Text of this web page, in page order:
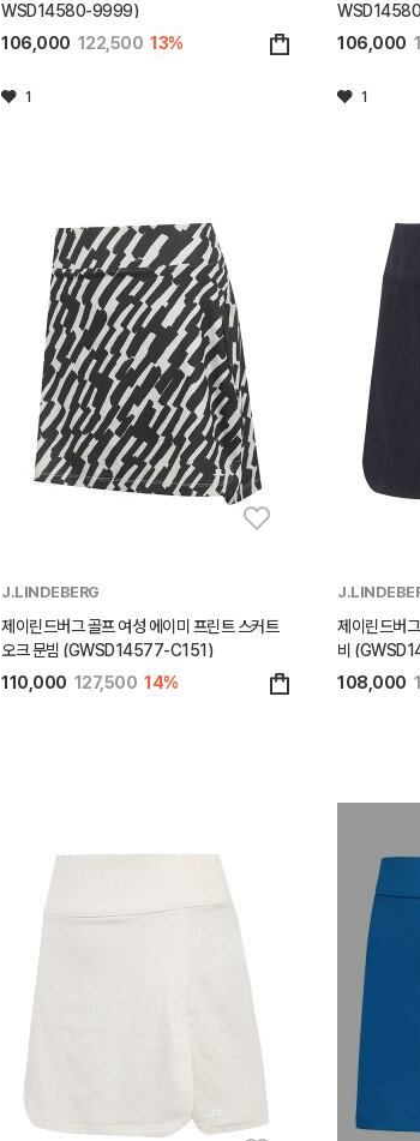
WSD14580-9999)
106,000 122,500 13%
1
106,000
1
J.LINDEBERG
제이린드버그 골프 여성 에이미 프린트 스커트
오크 문빔 (GWSD14577-C151)
110,000 127,500 14%
제이린드버
비
108,000